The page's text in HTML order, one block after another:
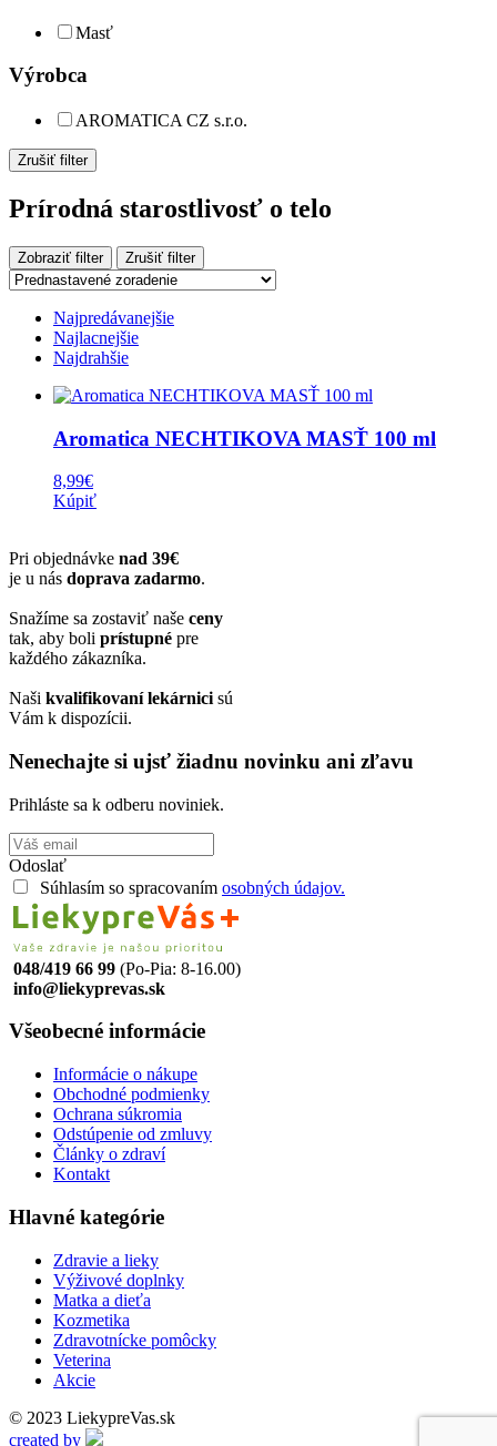
Masť
Výrobca
AROMATICA CZ s.r.o.
Zrušiť filter
Prírodná starostlivosť o telo
Zobraziť filter Zrušiť filter
Najpredávanejšie
Najlacnejšie
Najdrahšie
Aromatica NECHTIKOVA MASŤ 100 ml
8,99€
Kúpiť
Pri objednávke nad 39€
je u nás doprava zadarmo.
Snažíme sa zostaviť naše ceny
tak, aby boli prístupné pre
každého zákazníka.
Naši kvalifikovaní lekárnici sú
Vám k dispozícii.
Nenechajte si ujsť žiadnu novinku ani zľavu
Prihláste sa k odberu noviniek.
Odoslať
Súhlasím so spracovaním osobných údajov.
048/419 66 99 (Po-Pia: 8-16.00)
info@liekyprevas.sk
Všeobecné informácie
Informácie o nákupe
Obchodné podmienky
Ochrana súkromia
Odstúpenie od zmluvy
Články o zdraví
Kontakt
Hlavné kategórie
Zdravie a lieky
Výživové doplnky
Matka a dieťa
Kozmetika
Zdravotnícke pomôcky
Veterina
Akcie
© 2023 LiekypreVas.sk
created by